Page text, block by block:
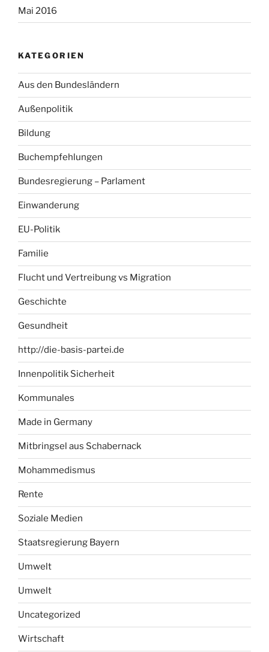
Mai 2016
KATEGORIEN
Aus den Bundesländern
Außenpolitik
Bildung
Buchempfehlungen
Bundesregierung – Parlament
Einwanderung
EU-Politik
Familie
Flucht und Vertreibung vs Migration
Geschichte
Gesundheit
http://die-basis-partei.de
Innenpolitik Sicherheit
Kommunales
Made in Germany
Mitbringsel aus Schabernack
Mohammedismus
Rente
Soziale Medien
Staatsregierung Bayern
Umwelt
Umwelt
Uncategorized
Wirtschaft